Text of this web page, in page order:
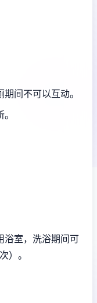
间不可以互动。
浴室，洗浴期间可
）。